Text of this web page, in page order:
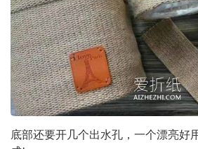
底部还要开几个出水孔，一个漂亮好